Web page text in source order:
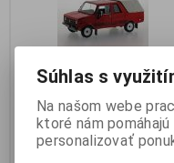
1:43 TARPAN 237 1976
IXO - IST111
Súhlas s
Na našom webe
ktoré nám
personalizovať